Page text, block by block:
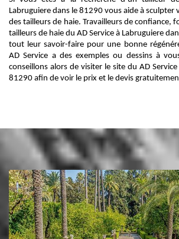
Labruguiere dans le 81290 vous aide à sculpter
des tailleurs de haie. Travailleurs de confiance,
tailleurs de haie du AD Service à Labruguiere
tout leur savoir-faire pour une bonne
AD Service a des exemples ou dessins à
conseillons alors de visiter le site du AD
81290 afin de voir le prix et le devis